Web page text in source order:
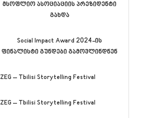
მსოფლიო ასოციაციის პრეზიდენტი
გახდა
Social Impact Award 2024-ის
ფინალისტი გუნდები გამოვლინდნენ
ZEG – Tbilisi Storytelling Festival
ZEG – Tbilisi Storytelling Festival